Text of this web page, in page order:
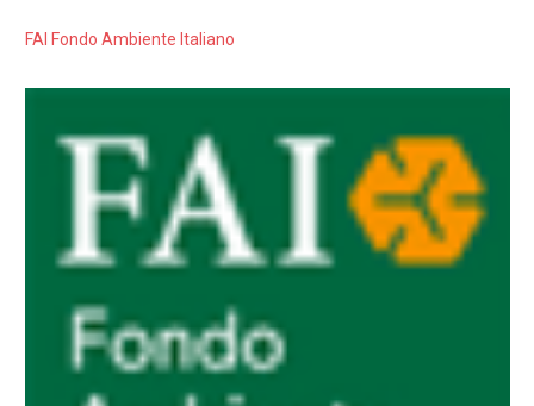
FAI Fondo Ambiente Italiano